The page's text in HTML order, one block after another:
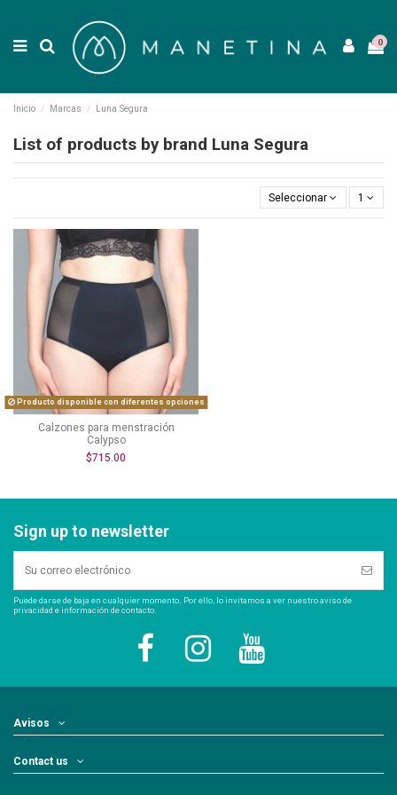
0
Inicio Marcas Luna Segura
List of products by brand Luna Segura
Seleccionar 1
Producto disponible con diferentes opciones
Calzones para menstración
Calypso
$715.00
Sign up to newsletter
Puede darse de baja en cualquier momento. Por ello, lo invitamos a ver nuestro aviso de
privacidad e información de contacto.
Avisos
Contact us